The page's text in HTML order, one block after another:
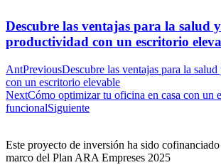
Descubre las ventajas para la salud
productividad con un escritorio
AntPreviousDescubre las ventajas para la
con un escritorio elevable
NextCómo optimizar tu oficina en casa con un
funcionalSiguiente
Este proyecto de inversión ha sido
marco del Plan ARA Empreses 2025